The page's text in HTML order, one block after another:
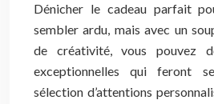
Dénicher le cadeau parfait
sembler ardu, mais avec un
de créativité, vous pouvez
exceptionnelles qui feront
sélection d’attentions